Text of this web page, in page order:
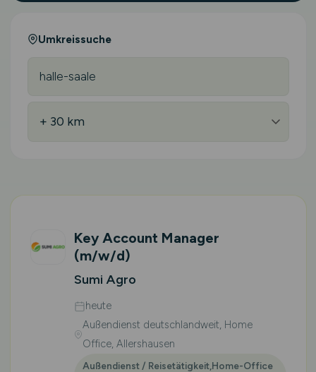
Umkreissuche
Key Account Manager
(m/w/d)
Sumi Agro
heute
Außendienst deutschlandweit, Home
Office, Allershausen
Außendienst / Reisetätigkeit,Home-Office